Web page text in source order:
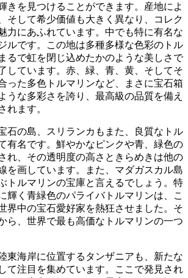
きを見つけることができます。産地によ
そして希少価値も大きく異なり、コレク
力にあふれています。 中でも特に有名な
ルです。
この地は多種多様な色彩のトル
るで虹を閉じ込めたかのような美しさで
しています。赤、緑、青、黄、そしてそ
った多色トルマリンなど、まさに宝石箱
うな多彩さを誇り、最高級の品質を備え
れます。
石の島、スリランカもまた、良質なトル
有名です。 鮮やかなピンクや青、緑色の
れ、その透明度の高さときらめきは他の
を画しています。また、 マダガスカル島
トルマリンの宝庫と言えるでしょう。 特
輝く青緑色のパライバトルマリンは、こ
界中の宝石愛好家を熱狂させました。そ
ら、世界で最も高価なトルマリンの一つ
東海岸に位置する タンザニアも、新たな
て注目を集めています。ここで発見され